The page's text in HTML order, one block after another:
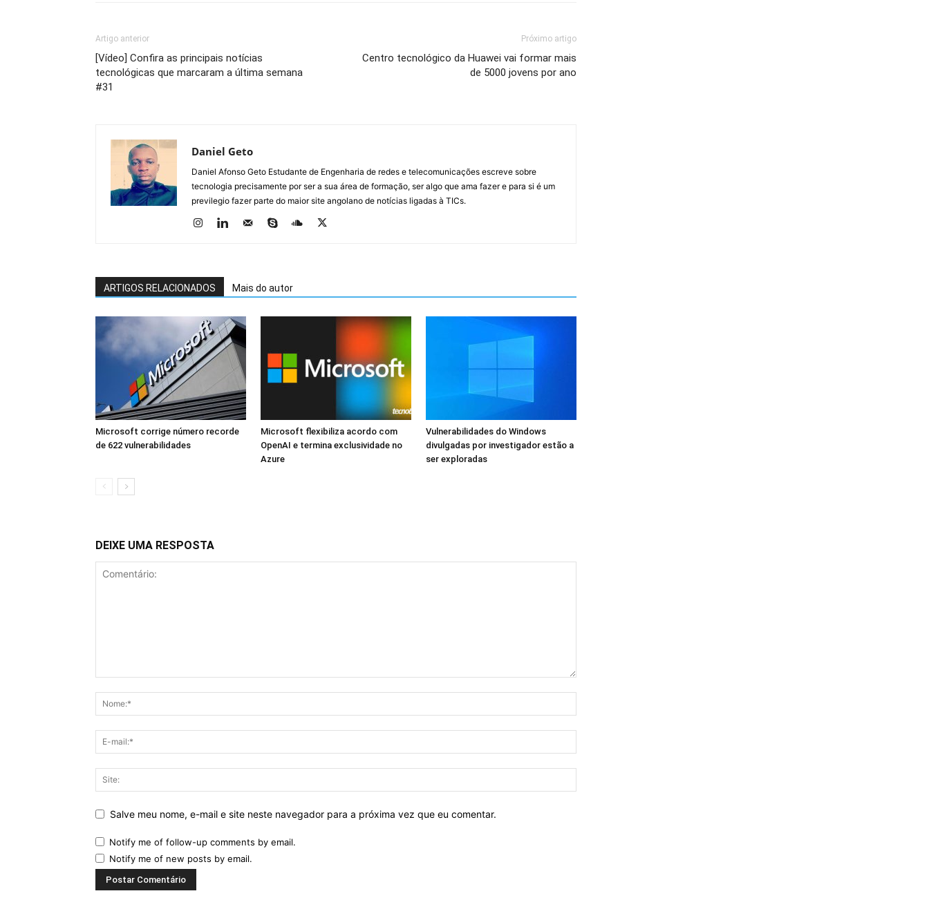
Artigo anterior
[Vídeo] Confira as principais notícias
tecnológicas que marcaram a última semana
#31
Próximo artigo
Centro tecnológico da Huawei vai formar mais
de 5000 jovens por ano
Daniel Geto
Daniel Afonso Geto Estudante de Engenharia de redes e telecomunicações escreve sobre
tecnologia precisamente por ser a sua área de formação, ser algo que ama fazer e para si é um
previlegio fazer parte do maior site angolano de notícias ligadas à TICs.
ARTIGOS RELACIONADOS Mais do autor
Microsoft corrige número recorde
de 622 vulnerabilidades
Microsoft flexibiliza acordo com
OpenAI e termina exclusividade no
Azure
Vulnerabilidades do Windows
divulgadas por investigador estão a
ser exploradas
DEIXE UMA RESPOSTA
Salve meu nome, e-mail e site neste navegador para a próxima vez que eu comentar.
Notify me of follow-up comments by email.
Notify me of new posts by email.